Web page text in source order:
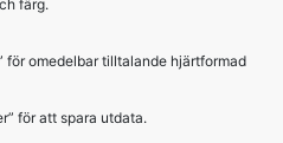
färg.
för omedelbar tilltalande hjärtformad
för att spara utdata.